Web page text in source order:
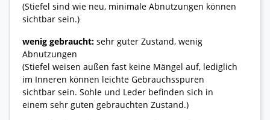
(Stiefel sind wie neu, minimale Abnutzungen können
sichtbar sein.)
wenig gebraucht: sehr guter Zustand, wenig
Abnutzungen
(Stiefel weisen außen fast keine Mängel auf, lediglich
im Inneren können leichte Gebrauchsspuren
sichtbar sein. Sohle und Leder befinden sich in
einem sehr guten gebrauchten Zustand.)